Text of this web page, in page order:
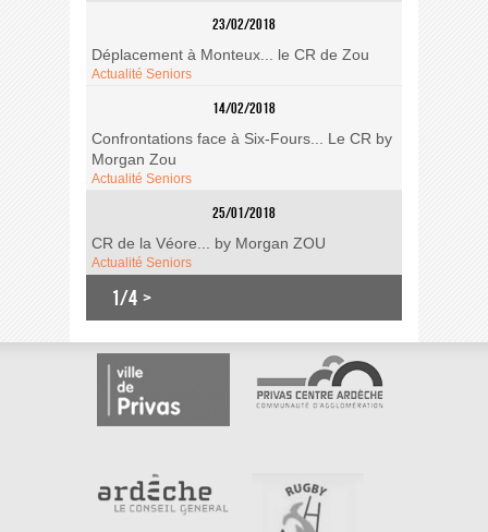
23/02/2018
Déplacement à Monteux... le CR de Zou
Actualité Seniors
14/02/2018
Confrontations face à Six-Fours... Le CR by
Morgan Zou
Actualité Seniors
25/01/2018
CR de la Véore... by Morgan ZOU
Actualité Seniors
1/4 >